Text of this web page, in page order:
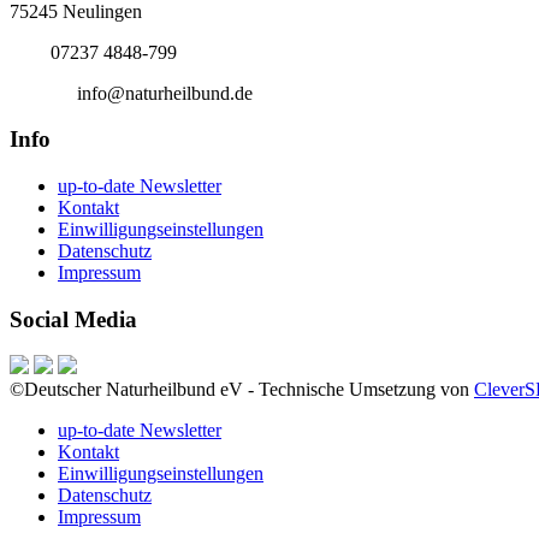
75245 Neulingen
07237 4848-799
info@naturheilbund.de
Info
up-to-date Newsletter
Kontakt
Einwilligungseinstellungen
Datenschutz
Impressum
Social Media
©Deutscher Naturheilbund eV - Technische Umsetzung von
up-to-date Newsletter
Kontakt
Einwilligungseinstellungen
Datenschutz
Impressum